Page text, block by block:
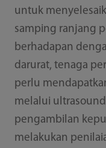
untuk
samping ranjang
berhadapan
darurat, tenaga
perlu
melalui
pengambilan
melakukan